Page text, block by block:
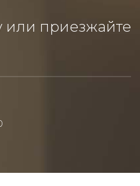
или приезжайте